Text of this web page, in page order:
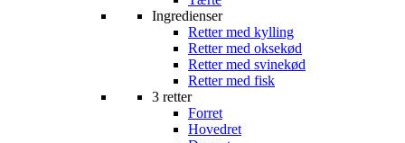
Ingredienser
Retter med kylling
Retter med oksekød
Retter med svinekød
Retter med fisk
3 retter
Forret
Hovedret